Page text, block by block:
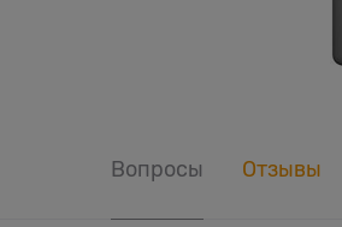
Вопросы Отзывы